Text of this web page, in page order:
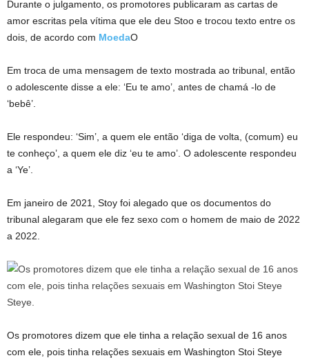
Durante o julgamento, os promotores publicaram as cartas de
amor escritas pela vítima que ele deu Stoo e trocou texto entre os
dois, de acordo com MoedaO
Em troca de uma mensagem de texto mostrada ao tribunal, então
o adolescente disse a ele: ‘Eu te amo’, antes de chamá -lo de
‘bebê’.
Ele respondeu: ‘Sim’, a quem ele então ‘diga de volta, (comum) eu
te conheço’, a quem ele diz ‘eu te amo’. O adolescente respondeu
a ‘Ye’.
Em janeiro de 2021, Stoy foi alegado que os documentos do
tribunal alegaram que ele fez sexo com o homem de maio de 2022
a 2022.
Os promotores dizem que ele tinha a relação sexual de 16 anos
com ele, pois tinha relações sexuais em Washington Stoi Steye